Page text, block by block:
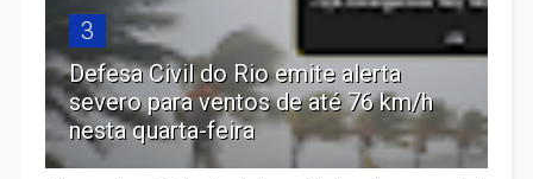
3
Defesa Civil do Rio emite alerta
severo para ventos de até 76 km/h
nesta quarta-feira